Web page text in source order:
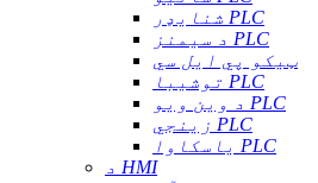
شنایډر PLC
د سیمنز PLC
ټیکو پي ایل سي
توشیبا PLC
د وین ویو PLC
زینجي PLC
یاسکاوا PLC
د HMI